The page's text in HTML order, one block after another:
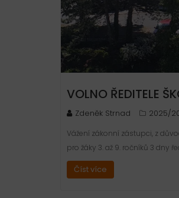
VOLNO ŘEDITELE
Zdeněk Strnad 2025/
Vážení zákonní zástupci, z
pro žáky 3. až 9. ročníků 3 dny
Číst více